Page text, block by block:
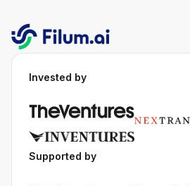
Invested by
Supported by